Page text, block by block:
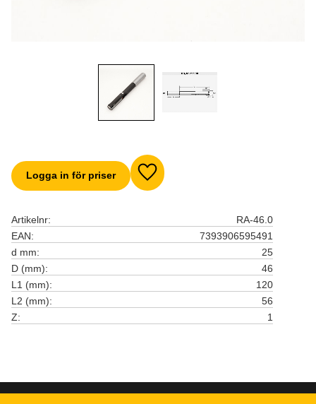
Logga in för priser Lägg till i favoriter
Artikelnr
RA-46.0
EAN
7393906595491
d mm
25
D (mm)
46
L1 (mm)
120
L2 (mm)
56
Z
1